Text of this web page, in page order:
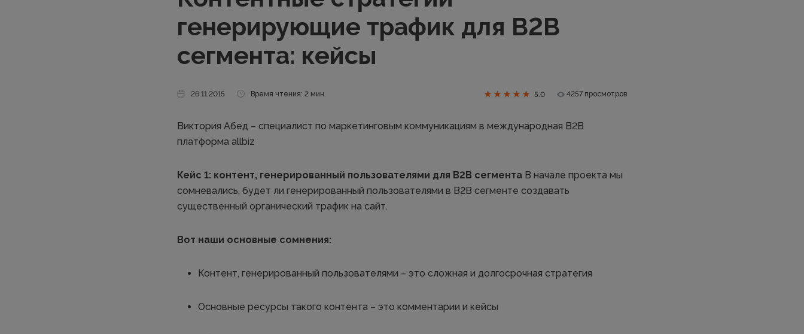
генерирующие трафик для B2B
сегмента: кейсы
26.11.2015 Время чтения: 2 мин. 5.0 4257 просмотров
Виктория Абед – специалист по маркетинговым коммуникациям в международная B2B
платформа allbiz
Кейс 1: контент, генерированный пользователями для B2B сегмента В начале проекта мы
сомневались, будет ли генерированный пользователями в B2B сегменте создавать
существенный органический трафик на сайт.
Вот наши основные сомнения:
Контент, генерированный пользователями – это сложная и долгосрочная стратегия
Основные ресурсы такого контента – это комментарии и кейсы